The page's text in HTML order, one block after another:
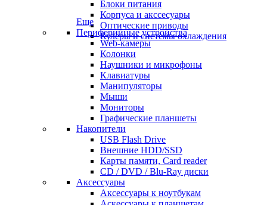
Блоки питания
Корпуса и акссесуары
Оптические приводы
Кулеры и системы охлаждения
Еще
Периферийные устройства
Web-камеры
Колонки
Наушники и микрофоны
Клавиатуры
Манипуляторы
Мыши
Мониторы
Графические планшеты
Накопители
USB Flash Drive
Внешние HDD/SSD
Карты памяти, Card reader
CD / DVD / Blu-Ray диски
Аксессуары
Аксессуары к ноутбукам